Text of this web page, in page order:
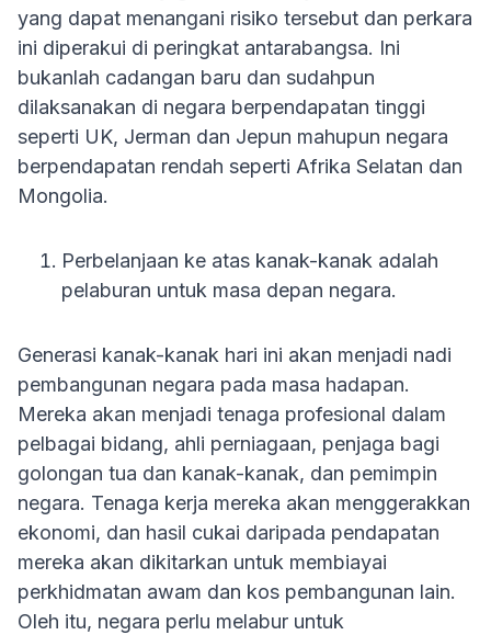
yang dapat menangani risiko tersebut dan perkara
ini diperakui di peringkat antarabangsa. Ini
bukanlah cadangan baru dan sudahpun
dilaksanakan di negara berpendapatan tinggi
seperti UK, Jerman dan Jepun mahupun negara
berpendapatan rendah seperti Afrika Selatan dan
Mongolia.
Perbelanjaan ke atas kanak-kanak adalah
pelaburan untuk masa depan negara.
Generasi kanak-kanak hari ini akan menjadi nadi
pembangunan negara pada masa hadapan.
Mereka akan menjadi tenaga profesional dalam
pelbagai bidang, ahli perniagaan, penjaga bagi
golongan tua dan kanak-kanak, dan pemimpin
negara. Tenaga kerja mereka akan menggerakkan
ekonomi, dan hasil cukai daripada pendapatan
mereka akan dikitarkan untuk membiayai
perkhidmatan awam dan kos pembangunan lain.
Oleh itu, negara perlu melabur untuk